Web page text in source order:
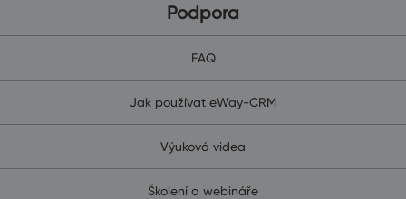
Podpora
FAQ
Jak používat eWay-CRM
Výuková videa
Školení a webináře